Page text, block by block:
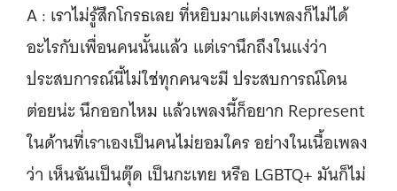
A : เราไม่รู้สึกโกรธเลย ที่หยิบมาแต่งเพลงก็ไม่ได้
อะไรกับเพื่อนคนนั้นแล้ว แต่เรานึกถึงในแง่ว่า
ประสบการณ์นี้ไม่ใช่ทุกคนจะมี ประสบการณ์โดน
ต่อยน่ะ นึกออกไหม แล้วเพลงนี้ก็อยาก Represent
ในด้านที่เราเองเป็นคนไม่ยอมใคร อย่างในเนื้อเพลง
ว่า เห็นฉันเป็นตุ๊ด เป็นกะเทย หรือ LGBTQ+ มันก็ไม่